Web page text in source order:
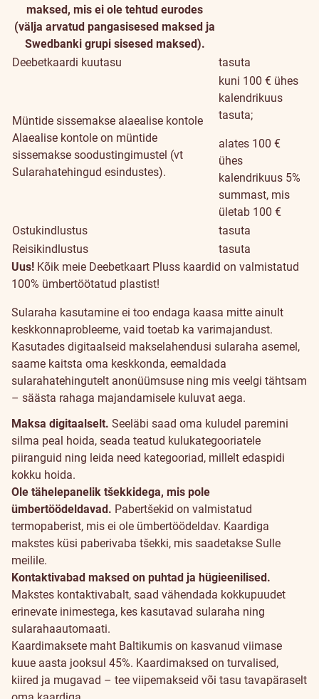
maksed, mis ei ole tehtud eurodes
(välja arvatud pangasisesed maksed ja
Swedbanki grupi sisesed maksed).
Deebetkaardi kuutasu tasuta
Müntide sissemakse alaealise kontole
Alaealise kontole on müntide
sissemakse soodustingimustel (vt
Sularahatehingud esindustes).
kuni 100 € ühes
kalendrikuus
tasuta;
alates 100 €
ühes
kalendrikuus 5%
summast, mis
ületab 100 €
Ostukindlustus
tasuta
Reisikindlustus
tasuta
Jätkusuutlikkus
Uus! Kõik meie Deebetkaart Pluss kaardid on valmistatud
100% ümbertöötatud plastist!
Sularaha kasutamine ei too endaga kaasa mitte ainult
keskkonnaprobleeme, vaid toetab ka varimajandust.
Kasutades digitaalseid makselahendusi sularaha asemel,
saame kaitsta oma keskkonda, eemaldada
sularahatehingutelt anonüümsuse ning mis veelgi tähtsam
– säästa rahaga majandamisele kuluvat aega.
Maksa digitaalselt. Seeläbi saad oma kuludel paremini
silma peal hoida, seada teatud kulukategooriatele
piiranguid ning leida need kategooriad, millelt edaspidi
kokku hoida.
Ole tähelepanelik tšekkidega, mis pole
ümbertöödeldavad. Pabertšekid on valmistatud
termopaberist, mis ei ole ümbertöödeldav. Kaardiga
makstes küsi paberivaba tšekki, mis saadetakse Sulle
meilile.
Kontaktivabad maksed on puhtad ja hügieenilised.
Makstes kontaktivabalt, saad vähendada kokkupuudet
erinevate inimestega, kes kasutavad sularaha ning
sularahaautomaati.
Kaardimaksete maht Baltikumis on kasvanud viimase
kuue aasta jooksul 45%. Kaardimaksed on turvalised,
kiired ja mugavad – tee viipemakseid või tasu tavapäraselt